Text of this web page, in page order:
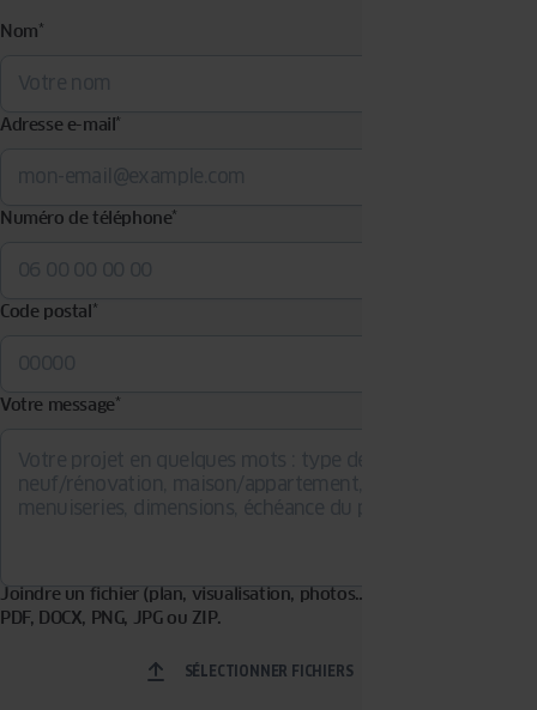
Nom*
Adresse e-mail*
Numéro de téléphone*
Code postal*
Votre message*
Joindre un fichier (plan, visualisation, photos…). Formats acceptés :
PDF, DOCX, PNG, JPG ou ZIP.
SÉLECTIONNER FICHIERS